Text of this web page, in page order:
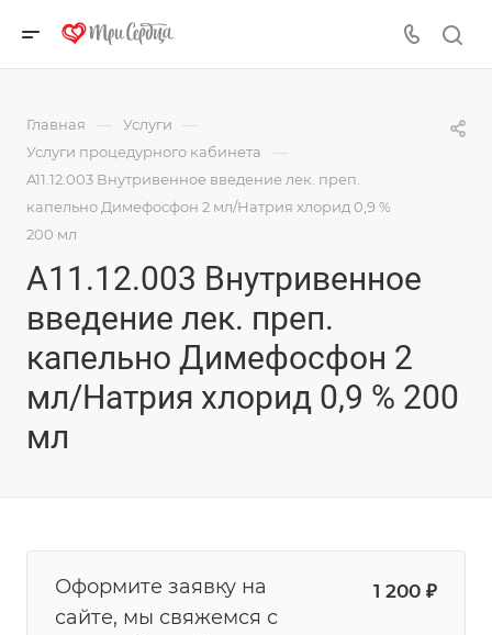
Главная — Услуги —
Услуги процедурного кабинета —
A11.12.003 Внутривенное введение лек. преп.
капельно Димефосфон 2 мл/Натрия хлорид 0,9 %
200 мл
A11.12.003 Внутривенное
введение лек. преп.
капельно Димефосфон 2
мл/Натрия хлорид 0,9 % 200
мл
Оформите заявку на
сайте, мы свяжемся с
1 200 ₽